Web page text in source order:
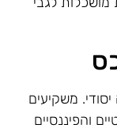
משקיעים
והפיננסיים